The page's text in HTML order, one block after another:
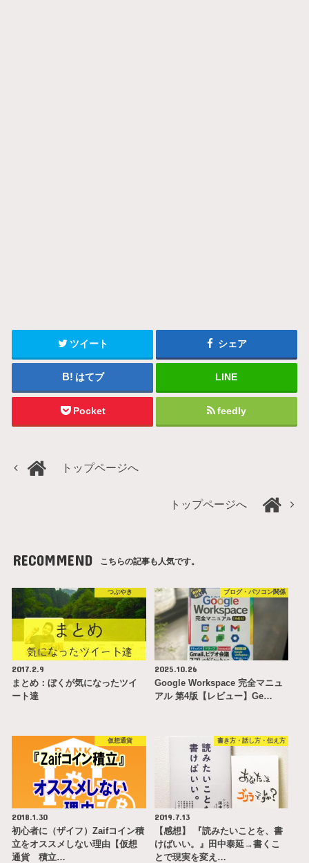
ツイート シェア
はてブ LINE
Pocket feedly
トップページへ
トップページへ
RECOMMEND こちらの記事も人気です。
つぶやき
2017.2.9
まとめ：ぼくが気になったツイ
ート達
ブログ・パソコン関係
2025.10.26
Google Workspace 完全マニュ
アル 第4版【レビュー】Ge…
仮想通貨
2018.1.30
初心者に（ザイフ）Zaifコイン積
立をオススメしない理由【仮想
通貨 積立…
書き方・話し方・伝え方
2019.7.13
【感想】 『読みたいことを、書
けばいい。』田中泰延→書くこ
とで現実を変え…